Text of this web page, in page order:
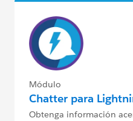
Módulo
Chatter para
Obtenga información